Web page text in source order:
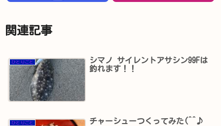
関連記事
ひとりごと
シマノ サイレントアサシン99Fは
釣れます！！
ひとりごと チャーシューつくってみた(^^♪